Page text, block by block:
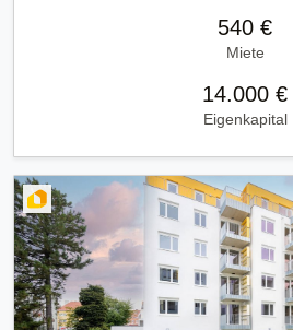
540 €
Miete
14.000 €
Eigenkapital